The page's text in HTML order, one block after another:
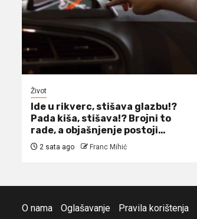
Život
Ide u rikverc, stišava glazbu!?
Pada kiša, stišava!? Brojni to
rade, a objašnjenje postoji…
2 sata ago Franc Mihić
O nama Oglašavanje Pravila korištenja